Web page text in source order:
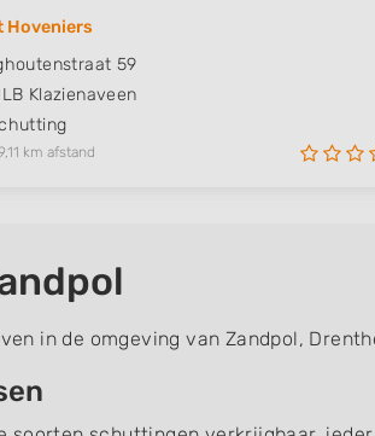
Hoveniers
59
Klazienaveen
km afstand
in de omgeving van Zandpol,